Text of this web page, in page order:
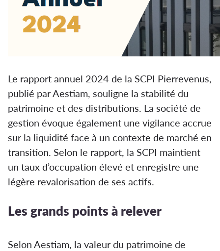
Le rapport annuel 2024 de la SCPI Pierrevenus,
publié par Aestiam, souligne la stabilité du
patrimoine et des distributions. La société de
gestion évoque également une vigilance accrue
sur la liquidité face à un contexte de marché en
transition. Selon le rapport, la SCPI maintient
un taux d’occupation élevé et enregistre une
légère revalorisation de ses actifs.
Les grands points à relever
Selon Aestiam, la valeur du patrimoine de